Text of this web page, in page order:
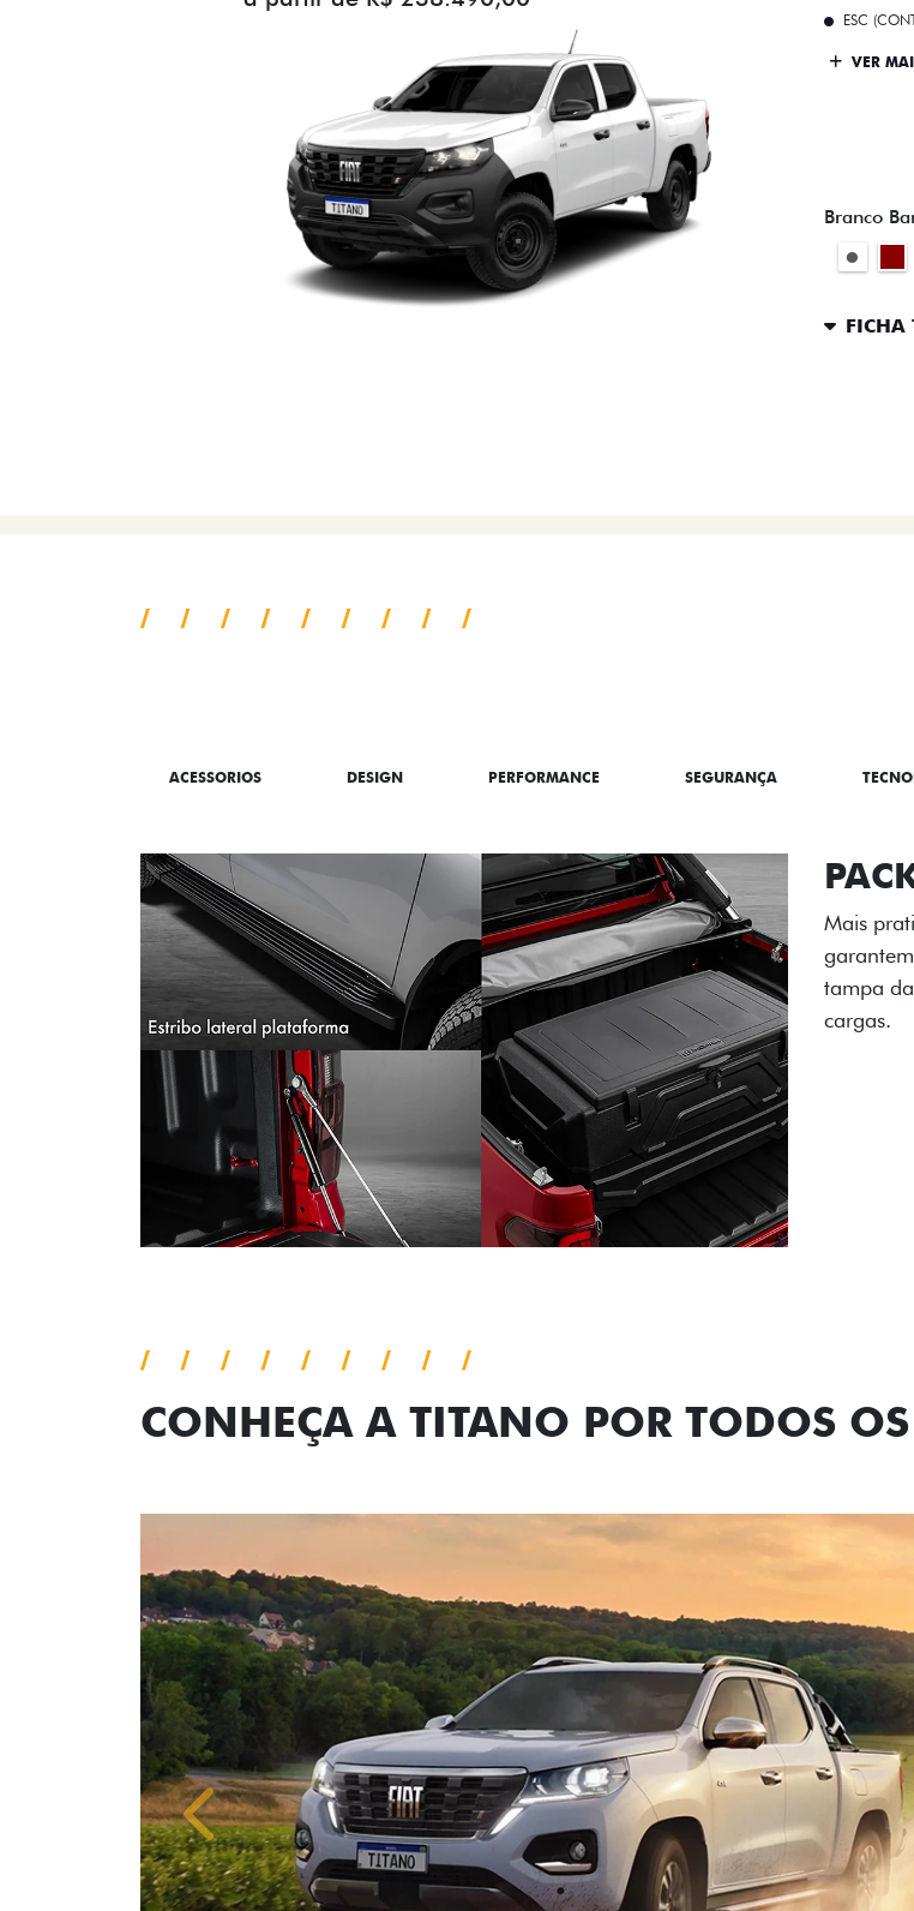
ESC
VER
Branco
FICHA
ACESSORIOS DESIGN PERFORMANCE SEGURANÇA
Prepare
engate
lamas e
proteção
CONHEÇA A TITANO POR TODOS